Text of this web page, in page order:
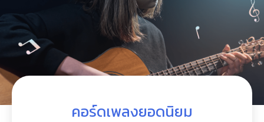
คอร์ดเพลงยอดนิยม